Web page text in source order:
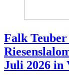
Falk
Juli 2026 in